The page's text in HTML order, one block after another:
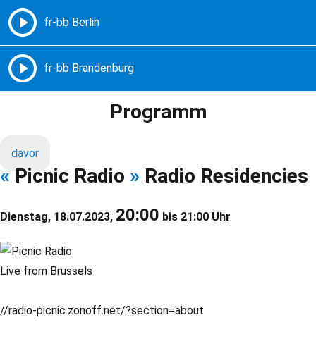
Freie Radios – Berlin Brandenburg
Programm
davor
« Picnic Radio » Radio Residencies
Dienstag, 18.07.2023, 20:00 bis 21:00 Uhr
Live from Brussels
//radio-picnic.zonoff.net/?section=about